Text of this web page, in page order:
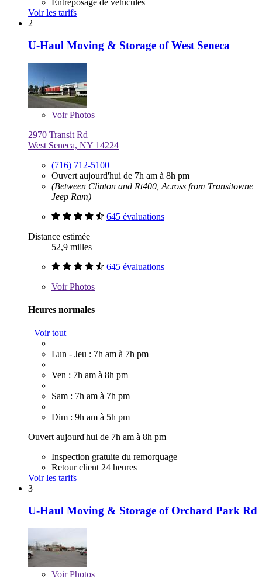
Voir les tarifs
2
U-Haul Moving & Storage of West Seneca
VoirPhotos
2970 Transit Rd
West Seneca, NY 14224
(716) 712-5100
Ouvert aujourd'hui de 7h am à 8h pm
(Between Clinton and Rt400, Across from Transitowne
Jeep Ram)
645 évaluations
Distance estimée
52,9 milles
645 évaluations
VoirPhotos
Heures normales
Voir tout
Lun - Jeu : 7h am à 7h pm
Ven : 7h am à 8h pm
Sam : 7h am à 7h pm
Dim : 9h am à 5h pm
Ouvert aujourd'hui de 7h am à 8h pm
Inspection gratuite du remorquage
Retour client 24 heures
Voir les tarifs
3
U-Haul Moving & Storage of Orchard Park Rd
VoirPhotos